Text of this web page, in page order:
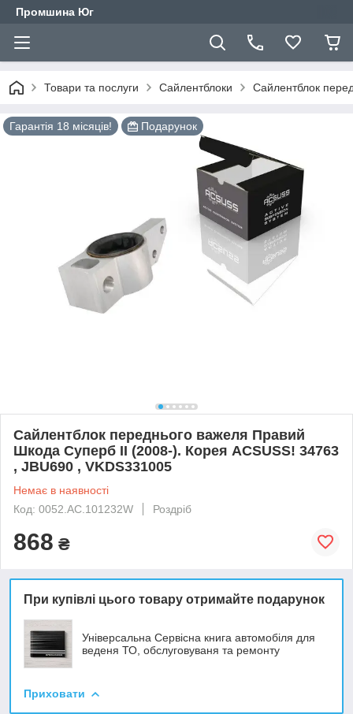
Промшина Юг
Товари та послуги Сайлентблоки Сайлентблок
Гарантія 18 місяців! Подарунок
Сайлентблок переднього важеля Правий
Шкода Суперб II (2008-). Корея ACSUSS! 34763
, JBU690 , VKDS331005
Немає в наявності
Код: 0052.AC.101232W
Роздріб
868 ₴
При купівлі цього товару отримайте подарунок
Універсальна Сервісна книга автомобіля для
веденя ТО, обслуговуваня та ремонту
Приховати